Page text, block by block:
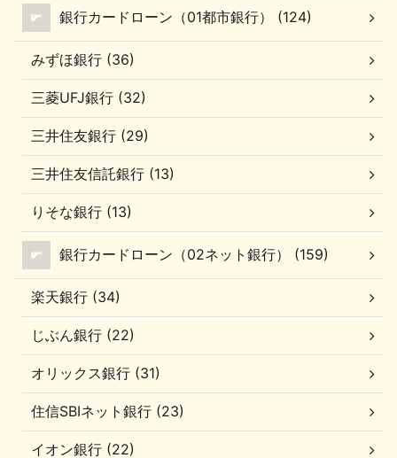
銀行カードローン（01都市銀行） (124)
みずほ銀行 (36)
三菱UFJ銀行 (32)
三井住友銀行 (29)
三井住友信託銀行 (13)
りそな銀行 (13)
銀行カードローン（02ネット銀行） (159)
楽天銀行 (34)
じぶん銀行 (22)
オリックス銀行 (31)
住信SBIネット銀行 (23)
イオン銀行 (22)